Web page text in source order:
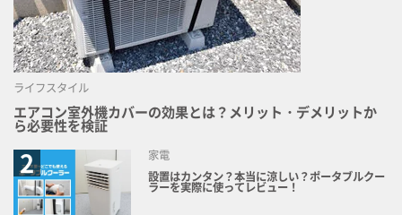
ライフスタイル
エアコン室外機カバーの効果とは？メリット・デメリットか
ら必要性を検証
家電
設置はカンタン？本当に涼しい？ポータブルクー
ラーを実際に使ってレビュー！